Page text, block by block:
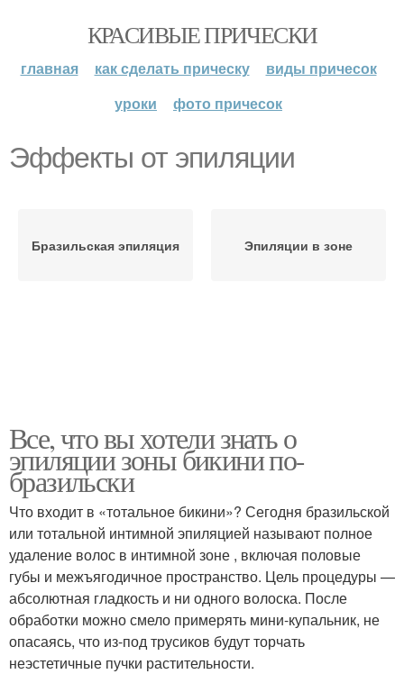
КРАСИВЫЕ ПРИЧЕСКИ
главная как сделать прическу
виды причесок
уроки
фото причесок
Эффекты от эпиляции
Бразильская эпиляция Эпиляции в зоне
Все, что вы хотели знать о
эпиляции зоны бикини по-
бразильски
Что входит в «тотальное бикини»? Сегодня бразильской
или тотальной интимной эпиляцией называют полное
удаление волос в интимной зоне , включая половые
губы и межъягодичное пространство. Цель процедуры —
абсолютная гладкость и ни одного волоска. После
обработки можно смело примерять мини-купальник, не
опасаясь, что из-под трусиков будут торчать
неэстетичные пучки растительности.